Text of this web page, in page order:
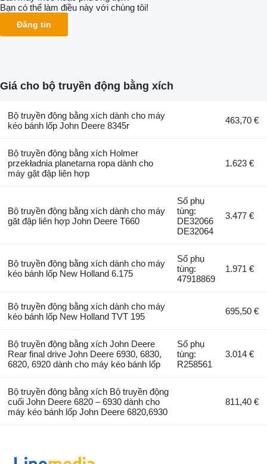
Bạn có thể làm điều này với chúng tôi!
Đăng tin
Giá cho bộ truyền động bằng xích
Bộ truyền động bằng xích dành cho máy
kéo bánh lốp John Deere 8345r
463,70 €
Bộ truyền động bằng xích Holmer
przekładnia planetarna ropa dành cho
máy gặt đập liên hợp
1.623 €
Bộ truyền động bằng xích dành cho máy
gặt đập liên hợp John Deere T660
Số phụ
tùng:
DE32066
DE32064
3.477 €
Bộ truyền động bằng xích dành cho máy
kéo bánh lốp New Holland 6.175
Số phụ
tùng:
47918869
1.971 €
Bộ truyền động bằng xích dành cho máy
kéo bánh lốp New Holland TVT 195
695,50 €
Bộ truyền động bằng xích John Deere
Rear final drive John Deere 6930, 6830,
6820, 6920 dành cho máy kéo bánh lốp
Số phụ
tùng:
R258561
3.014 €
Bộ truyền động bằng xích Bộ truyền động
cuối John Deere 6820 – 6930 dành cho
máy kéo bánh lốp John Deere 6820,6930
811,40 €